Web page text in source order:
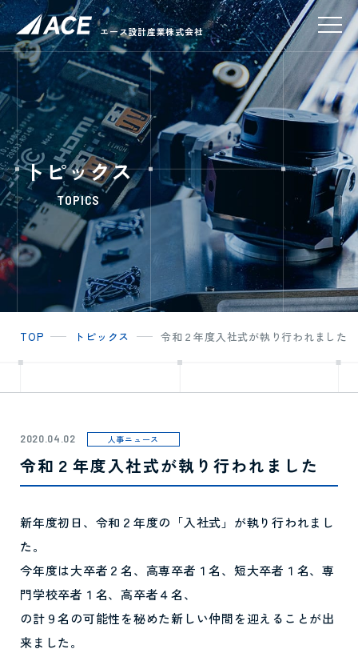
エース設計産業株式会社
トピックス
TOPICS
TOP トピックス 令和２年度入社式が執り行われました
2020.04.02 人事ニュース
令和２年度入社式が執り行われました
新年度初日、令和２年度の「入社式」が執り行われまし
た。
今年度は大卒者２名、高専卒者１名、短大卒者１名、専
門学校卒者１名、高卒者４名、
の計９名の可能性を秘めた新しい仲間を迎えることが出
来ました。